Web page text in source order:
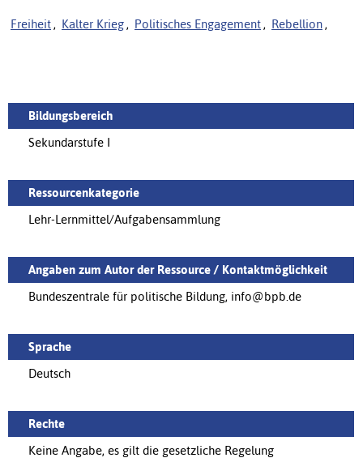
Freiheit , Kalter Krieg , Politisches Engagement , Rebellion ,
Bildungsbereich
Sekundarstufe I
Ressourcenkategorie
Lehr-Lernmittel/Aufgabensammlung
Angaben zum Autor der Ressource / Kontaktmöglichkeit
Bundeszentrale für politische Bildung, info@bpb.de
Sprache
Deutsch
Rechte
Keine Angabe, es gilt die gesetzliche Regelung